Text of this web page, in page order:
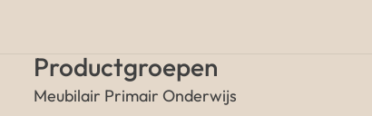
Productgroepen
Meubilair Primair Onderwijs